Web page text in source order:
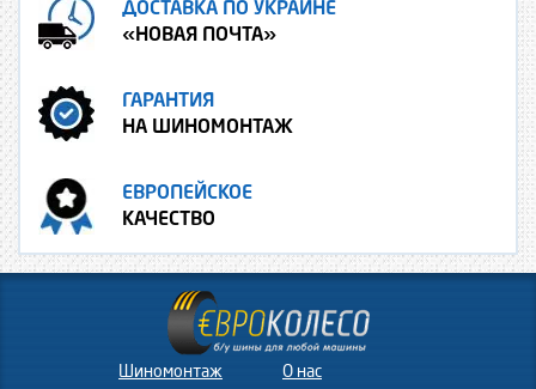
ДОСТАВКА ПО УКРАИНЕ
«НОВАЯ ПОЧТА»
ГАРАНТИЯ
НА ШИНОМОНТАЖ
ЕВРОПЕЙСКОЕ
КАЧЕСТВО
Шиномонтаж О нас